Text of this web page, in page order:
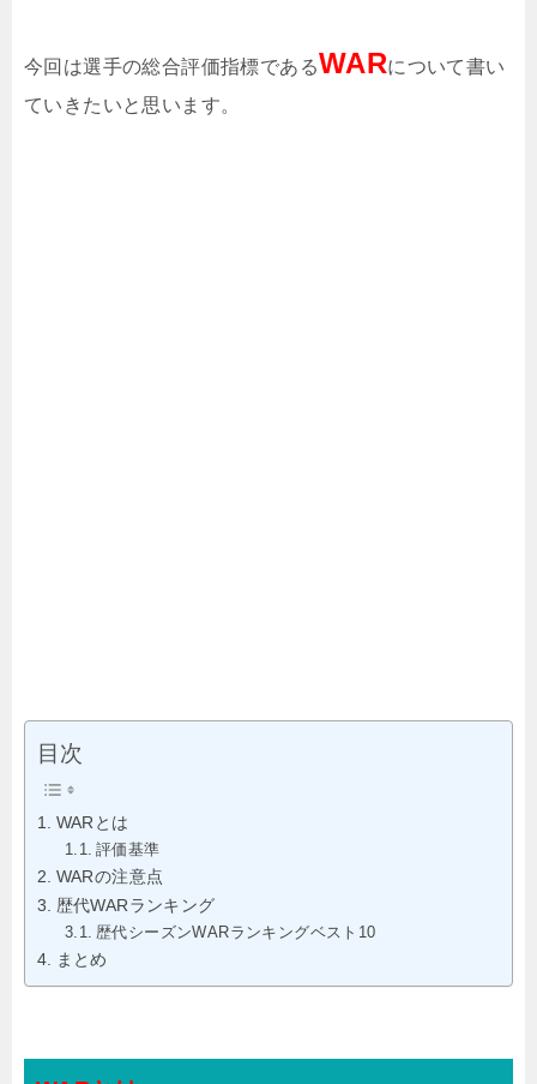
今回は選手の総合評価指標であるWARについて書い
ていきたいと思います。
目次
WARとは
評価基準
WARの注意点
歴代WARランキング
歴代シーズンWARランキングベスト10
まとめ